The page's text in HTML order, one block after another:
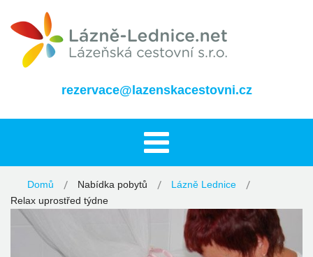
rezervace@lazenskacestovni.cz
Domů Nabídka pobytů
Lázně Lednice
Relax uprostřed týdne